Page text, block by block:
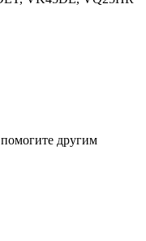
другим